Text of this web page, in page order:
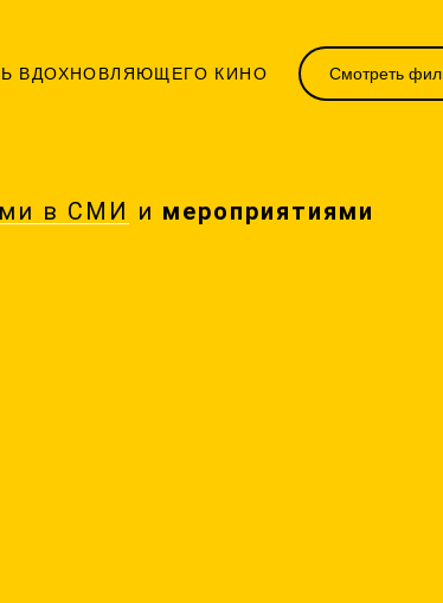
ВДОХНОВЛЯЮЩЕГО КИНО Смотреть
в СМИ и мероприятиями